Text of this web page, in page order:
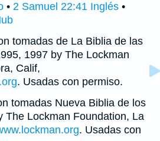
• 2 Samuel 22:41 Inglés •
tomadas de La Biblia de las
1997 by The Lockman
Calif,
. Usadas con permiso.
tomadas Nueva Biblia de los
The Lockman Foundation, La
. Usadas con